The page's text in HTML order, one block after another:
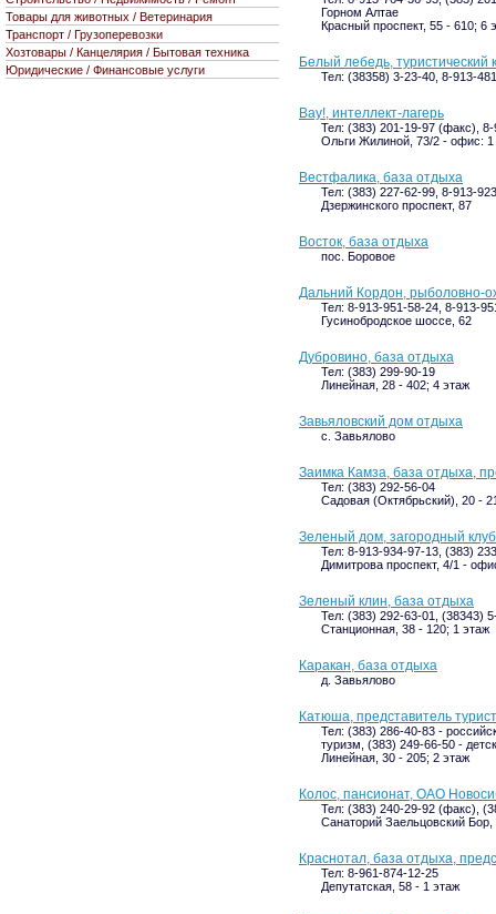
Горном Алтае
Красный проспект, 55 - 610; 6
Белый лебедь, туристический
Тел: (38358) 3-23-40, 8-913-
Вау!, интеллект-лагерь
Тел: (383) 201-19-97 (факс),
Ольги Жилиной, 73/2 - офис: 1
Вестфалика, база отдыха
Тел: (383) 227-62-99, 8-913-
Дзержинского проспект, 87
Восток, база отдыха
пос. Боровое
Дальний Кордон, рыболовно-
Тел: 8-913-951-58-24, 8-913-
Гусинобродское шоссе, 62
Дубровино, база отдыха
Тел: (383) 299-90-19
Линейная, 28 - 402; 4 этаж
Завьяловский дом отдыха
с. Завьялово
Заимка Камза, база отдыха,
Тел: (383) 292-56-04
Садовая (Октябрьский), 20 -
Зеленый дом, загородный
Тел: 8-913-934-97-13, (383)
Димитрова проспект, 4/1 -
Зеленый клин, база отдыха
Тел: (383) 292-63-01, (38343)
Станционная, 38 - 120; 1 этаж
Каракан, база отдыха
д. Завьялово
Катюша, представитель
Тел: (383) 286-40-83 -
туризм, (383) 249-66-50 -
Линейная, 30 - 205; 2 этаж
Колос, пансионат, ОАО
Тел: (383) 240-29-92 (факс),
Санаторий Заельцовский
Краснотал, база отдыха,
Тел: 8-961-874-12-25
Депутатская, 58 - 1 этаж
Товары для животных / Ветеринария
Транспорт / Грузоперевозки
Хозтовары / Канцелярия / Бытовая техника
Юридические / Финансовые услуги